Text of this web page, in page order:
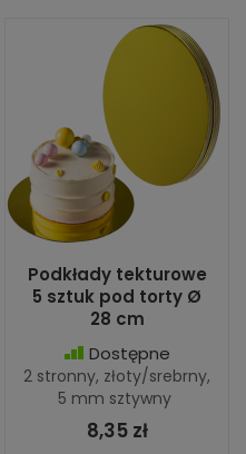
Podkłady tekturowe
5 sztuk pod torty Ø
28 cm
Dostępne
2 stronny, złoty/srebrny,
5 mm sztywny
8,35 zł